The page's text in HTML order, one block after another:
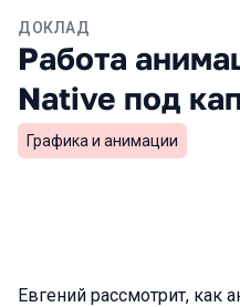
ДОКЛАД
Работа
Native под
Графика и анимации
Евгений рассмотрит, как